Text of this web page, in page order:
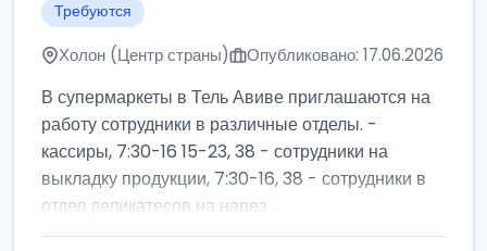
Требуются
Холон (Центр страны) Опубликовано: 17.06.2026
В супермаркеты в Тель Авиве приглашаются на
работу сотрудники в различные отделы. -
кассиры, 7:30-16 15-23, 38 - сотрудники на
выкладку продукции, 7:30-16, 38 - сотрудники в
отдел деликатесов на нарез...